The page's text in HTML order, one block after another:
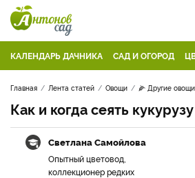
КАЛЕНДАРЬ ДАЧНИКА САД И ОГОРОД
Главная Лента статей Овощи 🌽 Другие овощи
Как и когда сеять
Светлана Самойлова
Опытный цветовод,
коллекционер редких